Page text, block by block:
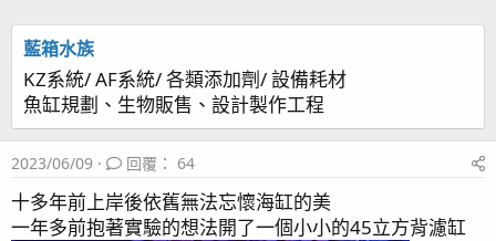
發
起
人
藍箱水族
KZ系統/ AF系統/ 各類添加劑/ 設備耗材
魚缸規劃、生物販售、設計製作工程
2023/06/09 回覆： 64
十多年前上岸後依舊無法忘懷海缸的美
一年多前抱著實驗的想法開了一個小小的45立方背濾缸